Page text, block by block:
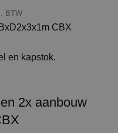
BTW
2x aanbouw